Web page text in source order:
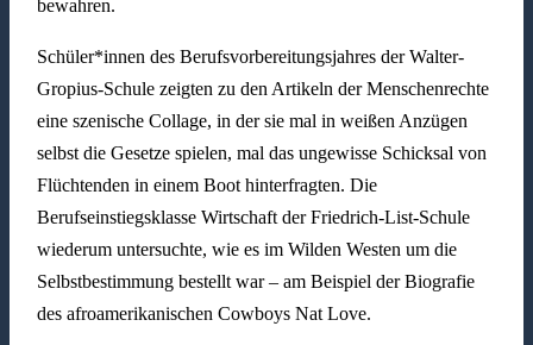
bewahren.
Schüler*innen des Berufsvorbereitungsjahres der Walter-
Gropius-Schule zeigten zu den Artikeln der Menschenrechte
eine szenische Collage, in der sie mal in weißen Anzügen
selbst die Gesetze spielen, mal das ungewisse Schicksal von
Flüchtenden in einem Boot hinterfragten. Die
Berufseinstiegsklasse Wirtschaft der Friedrich-List-Schule
wiederum untersuchte, wie es im Wilden Westen um die
Selbstbestimmung bestellt war – am Beispiel der Biografie
des afroamerikanischen Cowboys Nat Love.